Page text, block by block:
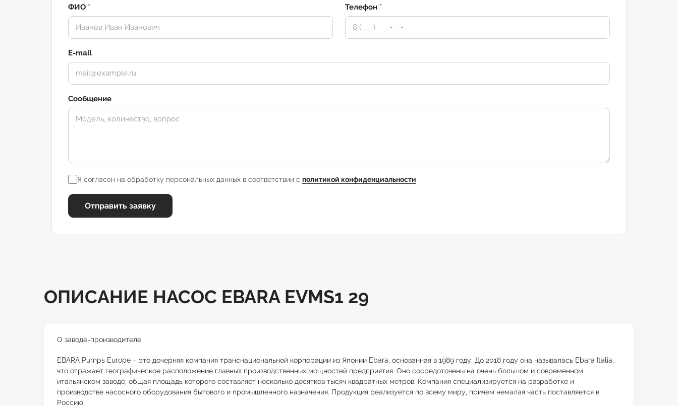
ФИО * Телефон *
E-mail
Сообщение
Я согласен на обработку персональных данных в соответствии с политикой конфиденциальности
Отправить заявку
ОПИСАНИЕ НАСОС EBARA EVMS1 29
О заводе-производителе
EBARA Pumps Europe – это дочерняя компания транснациональной корпорации из Японии Ebara, основанная в 1989 году. До 2018 году она называлась Ebara Italia,
что отражает географическое расположение главных производственных мощностей предприятия. Оно сосредоточены на очень большом и современном
итальянском заводе, общая площадь которого составляет несколько десятков тысяч квадратных метров. Компания специализируется на разработке и
производстве насосного оборудования бытового и промышленного назначения. Продукция реализуется по всему миру, причем немалая часть поставляется в
Россию.